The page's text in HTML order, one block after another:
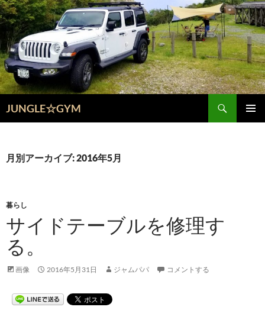
コ
ン
テ
ン
ツ
へ
ス
キ
ッ
JUNGLE☆GYM
索
月別アーカイブ: 2016年5月
暮らし
サイドテーブルを修理す
る。
画像 2016年5月31日 ジャムパパ コメントする